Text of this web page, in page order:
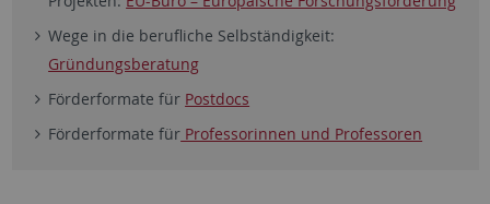
Wege in die berufliche Selbständigkeit:
Gründungsberatung
Förderformate für Postdocs
Förderformate für Professorinnen und Professoren